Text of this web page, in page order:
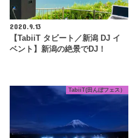
2020.9.13
【TabiiT タビート／新潟 DJ イ
ベント】新潟の絶景でDJ！
TabiiT(田んぼフェス）